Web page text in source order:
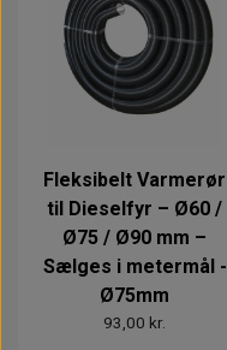
Fleksibelt Varmerør
til Dieselfyr – Ø60 /
Ø75 / Ø90 mm –
Sælges i metermål -
Ø75mm
93,00 kr.